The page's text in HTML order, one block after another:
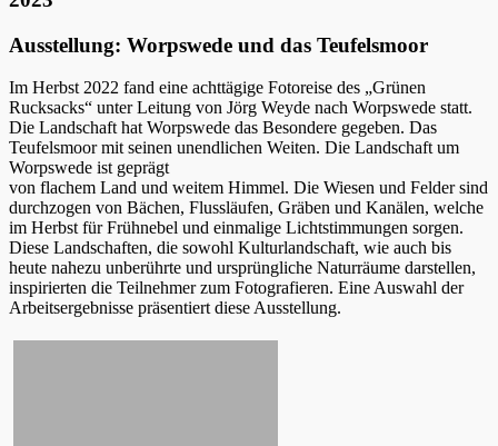
Ausstellung: Worpswede und das Teufelsmoor
Im Herbst 2022 fand eine achttägige Fotoreise des „Grünen
Rucksacks“ unter Leitung von Jörg Weyde nach Worpswede statt.
Die Landschaft hat Worpswede das Besondere gegeben. Das
Teufelsmoor mit seinen unendlichen Weiten. Die Landschaft um
Worpswede ist geprägt
von flachem Land und weitem Himmel. Die Wiesen und Felder sind
durchzogen von Bächen, Flussläufen, Gräben und Kanälen, welche
im Herbst für Frühnebel und einmalige Lichtstimmungen sorgen.
Diese Landschaften, die sowohl Kulturlandschaft, wie auch bis
heute nahezu unberührte und ursprüngliche Naturräume darstellen,
inspirierten die Teilnehmer zum Fotografieren. Eine Auswahl der
Arbeitsergebnisse präsentiert diese Ausstellung.